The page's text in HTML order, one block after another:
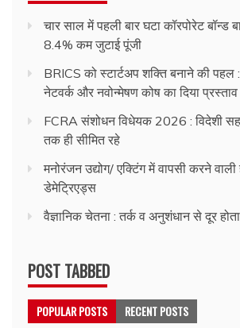
चार साल में पहली बार घटा कॉरपोरेट बॉन्ड
8.4% कम जुटाई पूंजी
BRICS को स्टार्टअप शक्ति बनाने की पहल
नेटवर्क और नवोन्मेषण कोष का दिया प्रस्ताव
FCRA संशोधन विधेयक 2026 : विदेशी
तक ही सीमित रहे
मनोरंजन उद्योग/ एक्टिंग में वापसी करने वाली
डेमेट्रिएड्स
वैज्ञानिक चेतना : तर्क व अनुशंधान से दूर
POST TABBED
POPULAR POSTS RECENT POSTS